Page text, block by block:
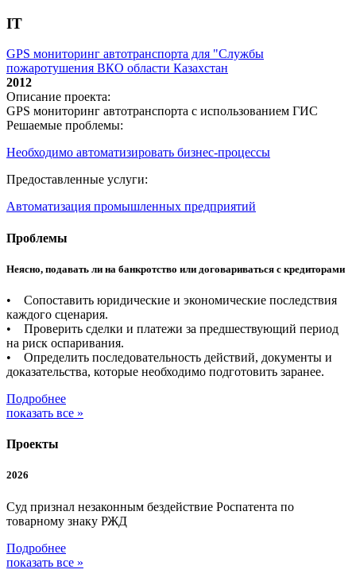
IT
GPS мониторинг автотранспорта для "Службы
пожаротушения ВКО области Казахстан
2012
Описание проекта:
GPS мониторинг автотранспорта с использованием ГИС
Решаемые проблемы:
Необходимо автоматизировать бизнес-процессы
Предоставленные услуги:
Автоматизация промышленных предприятий
Проблемы
Неясно, подавать ли на банкротство или договариваться с кредиторами
• Сопоставить юридические и экономические последствия
каждого сценария.
• Проверить сделки и платежи за предшествующий период
на риск оспаривания.
• Определить последовательность действий, документы и
доказательства, которые необходимо подготовить заранее.
Подробнее
показать все »
Проекты
2026
Суд признал незаконным бездействие Роспатента по
товарному знаку РЖД
Подробнее
показать все »